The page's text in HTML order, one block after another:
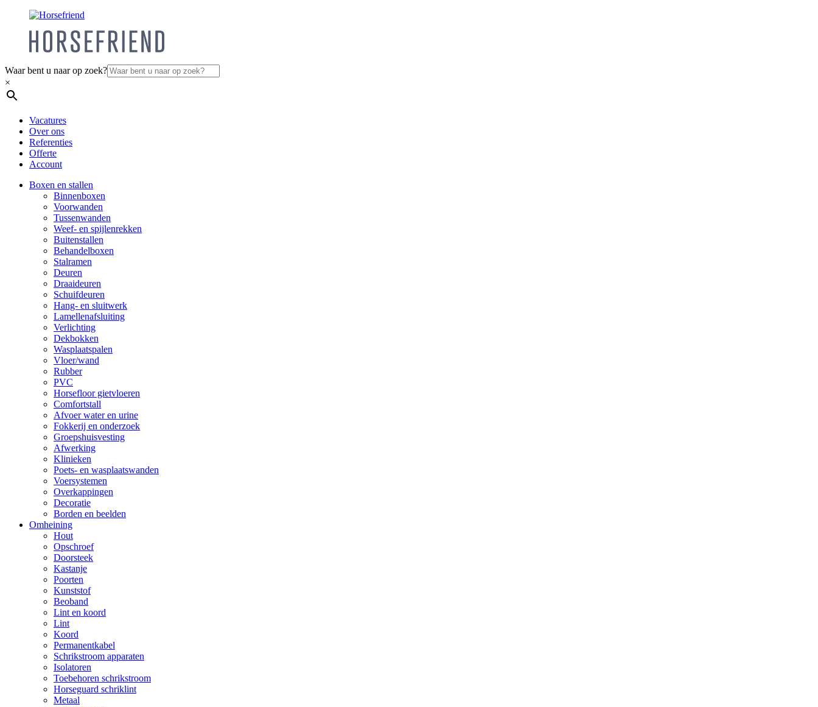
Waar bent u naar op zoek?
×
Vacatures
Over ons
Referenties
Offerte
Account
Boxen en stallen
Binnenboxen
Voorwanden
Tussenwanden
Weef- en spijlenrekken
Buitenstallen
Behandelboxen
Stalramen
Deuren
Draaideuren
Schuifdeuren
Hang- en sluitwerk
Lamellenafsluiting
Verlichting
Dekbokken
Wasplaatspalen
Vloer/wand
Rubber
PVC
Horsefloor gietvloeren
Comfortstall
Afvoer water en urine
Fokkerij en onderzoek
Groepshuisvesting
Afwerking
Klinieken
Poets- en wasplaatswanden
Voersystemen
Overkappingen
Decoratie
Borden en beelden
Omheining
Hout
Opschroef
Doorsteek
Kastanje
Poorten
Kunststof
Beoband
Lint en koord
Lint
Koord
Permanentkabel
Schrikstroom apparaten
Isolatoren
Toebehoren schrikstroom
Horseguard schriklint
Metaal